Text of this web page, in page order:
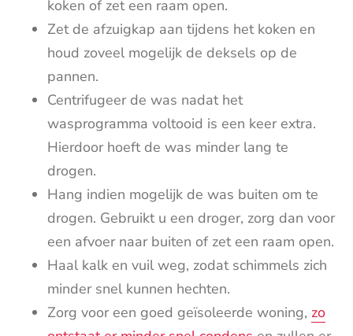
koken of zet een raam open.
Zet de afzuigkap aan tijdens het koken en
houd zoveel mogelijk de deksels op de
pannen.
Centrifugeer de was nadat het
wasprogramma voltooid is een keer extra.
Hierdoor hoeft de was minder lang te
drogen.
Hang indien mogelijk de was buiten om te
drogen. Gebruikt u een droger, zorg dan voor
een afvoer naar buiten of zet een raam open.
Haal kalk en vuil weg, zodat schimmels zich
minder snel kunnen hechten.
Zorg voor een goed geïsoleerde woning, zo